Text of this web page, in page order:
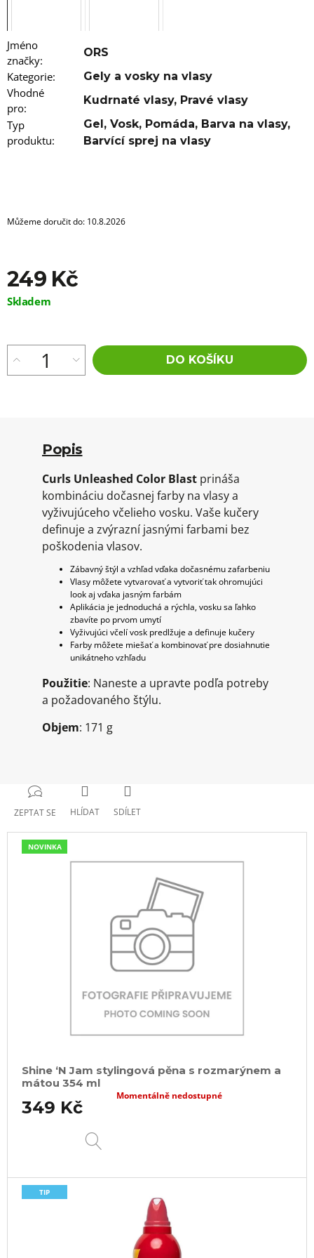
Jméno
značky:
ORS
Kategorie: Gely a vosky na vlasy
Vhodné
pro:
Kudrnaté vlasy, Pravé vlasy
Typ
produktu:
Gel, Vosk, Pomáda, Barva na vlasy,
Barvící sprej na vlasy
Můžeme doručit do: 10.8.2026
249 Kč
Měrná
Skladem
DO KOŠÍKU
Popis
Curls Unleashed Color Blast prináša
kombináciu dočasnej farby na vlasy a
vyživujúceho včelieho vosku. Vaše kučery
definuje a zvýrazní jasnými farbami bez
poškodenia vlasov.
Zábavný štýl a vzhľad vďaka dočasnému zafarbeniu
Vlasy môžete vytvarovať a vytvoriť tak ohromujúci
look aj vďaka jasným farbám
Aplikácia je jednoduchá a rýchla, vosku sa ľahko
zbavíte po prvom umytí
Vyživujúci včelí vosk predlžuje a definuje kučery
Farby môžete miešať a kombinovať pre dosiahnutie
unikátneho vzhľadu
Použitie: Naneste a upravte podľa potreby
a požadovaného štýlu.
Objem: 171 g
ZEPTAT SE HLÍDAT SDÍLET
NOVINKA
Shine ‘N Jam stylingová pěna s rozmarýnem a
mátou 354 ml
349 Kč
Momentálně nedostupné
TIP
m
e
100%
JUMBO
BRAID
KANEKALON
60
SUPERBRAID